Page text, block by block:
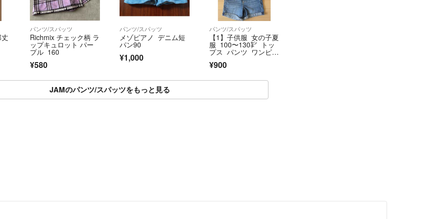
無理な値下げ交渉✖️
大幅な値下げ交渉✖️
購入後の発送の催促✖️
即購入⭕️
○取引メッセージありましたら、お返事します😊
そのまま進めていきます
パンツ/スパッツ
Richmix チェック柄 ラ
ップキュロット パー
プル 160
¥580
パンツ/スパッツ
メゾピアノ デニム短
パン90
¥1,000
パンツ/スパッツ
【1】子供服 女の子夏
服 100〜130㌢ トッ
プス パンツ ワンピー
¥900
JAMのパンツ/スパッツをもっと見る